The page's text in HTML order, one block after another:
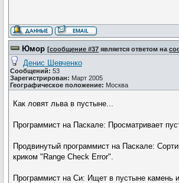
Юмор [сообщение #37 является ответом на
Денис Шевченко
Сообщений: 53
Зарегистрирован: Март 2005
Географическое положение: Москва
Как ловят льва в пустыне...
Программист на Паскале: Просматривает
Продвинутый программист на Паскале:
криком "Range Check Error".
Программист на Си: Ищет в пустыне камень